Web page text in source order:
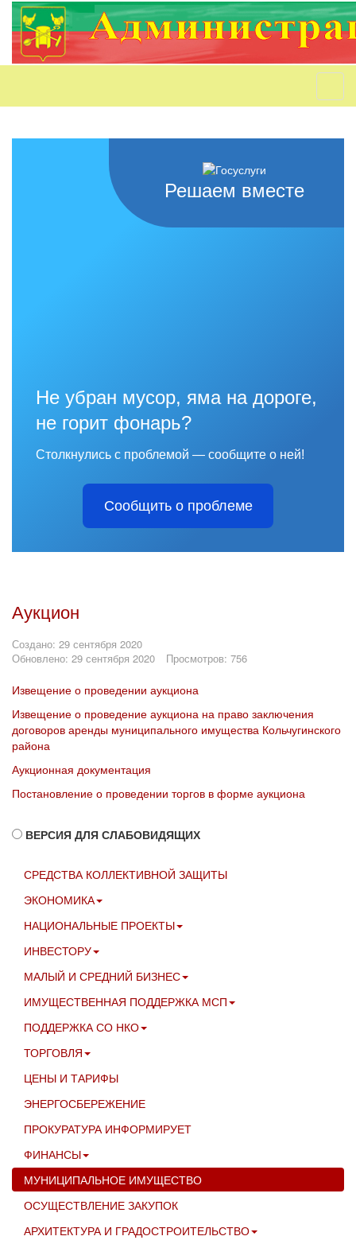
Решаем вместе
Не убран мусор, яма на дороге,
не горит фонарь?
Столкнулись с проблемой — сообщите о ней!
Сообщить о проблеме
Аукцион
Создано: 29 сентября 2020
Обновлено: 29 сентября 2020
Просмотров: 756
Извещение о проведении аукциона
Извещение о проведение аукциона на право заключения
договоров аренды муниципального имущества Кольчугинского
района
Аукционная документация
Постановление о проведении торгов в форме аукциона
ВЕРСИЯ ДЛЯ СЛАБОВИДЯЩИХ
СРЕДСТВА КОЛЛЕКТИВНОЙ ЗАЩИТЫ
ЭКОНОМИКА
НАЦИОНАЛЬНЫЕ ПРОЕКТЫ
ИНВЕСТОРУ
МАЛЫЙ И СРЕДНИЙ БИЗНЕС
ИМУЩЕСТВЕННАЯ ПОДДЕРЖКА МСП
ПОДДЕРЖКА СО НКО
ТОРГОВЛЯ
ЦЕНЫ И ТАРИФЫ
ЭНЕРГОСБЕРЕЖЕНИЕ
ПРОКУРАТУРА ИНФОРМИРУЕТ
ФИНАНСЫ
МУНИЦИПАЛЬНОЕ ИМУЩЕСТВО
ОСУЩЕСТВЛЕНИЕ ЗАКУПОК
АРХИТЕКТУРА И ГРАДОСТРОИТЕЛЬСТВО